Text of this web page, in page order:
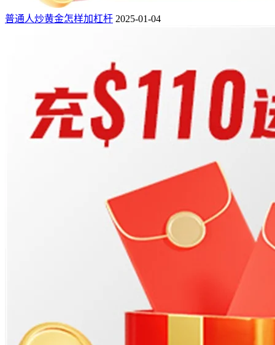
普通人炒黄金怎样加杠杆 2025-01-04